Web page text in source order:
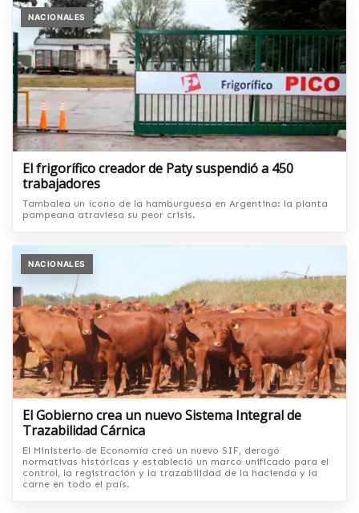
NACIONALES
El frigorífico creador de Paty suspendió a 450
trabajadores
Tambalea un ícono de la hamburguesa en Argentina: la planta
pampeana atraviesa su peor crisis.
NACIONALES
El Gobierno crea un nuevo Sistema Integral de
Trazabilidad Cárnica
El Ministerio de Economía creó un nuevo SIF, derogó
normativas históricas y estableció un marco unificado para el
control, la registración y la trazabilidad de la hacienda y la
carne en todo el país.